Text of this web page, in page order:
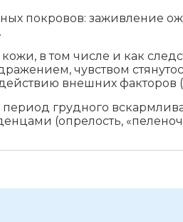
покровов: заживление
в том числе и как
чувством
внешних факторов
грудного
(опрелость,